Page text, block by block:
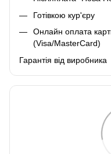
Готівкою кур'єру
Онлайн оплата
(Visa/MasterCard)
Гарантія від виробника